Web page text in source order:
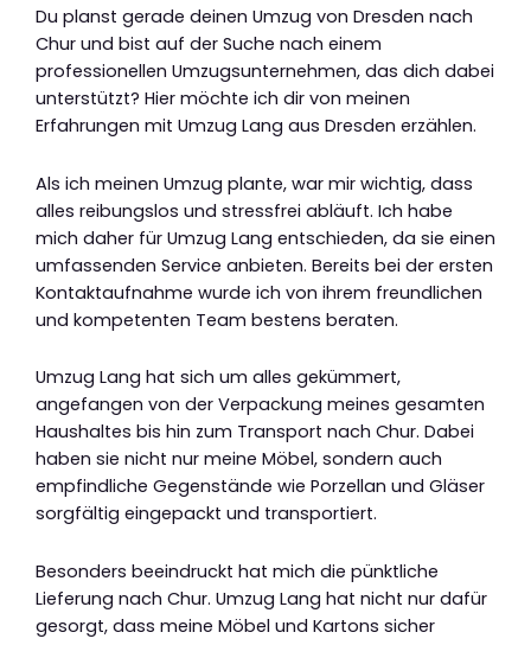
Du planst gerade deinen Umzug von Dresden nach
Chur und bist auf der Suche nach einem
professionellen Umzugsunternehmen, das dich dabei
unterstützt? Hier möchte ich dir von meinen
Erfahrungen mit Umzug Lang aus Dresden erzählen.
Als ich meinen Umzug plante, war mir wichtig, dass
alles reibungslos und stressfrei abläuft. Ich habe
mich daher für Umzug Lang entschieden, da sie einen
umfassenden Service anbieten. Bereits bei der ersten
Kontaktaufnahme wurde ich von ihrem freundlichen
und kompetenten Team bestens beraten.
Umzug Lang hat sich um alles gekümmert,
angefangen von der Verpackung meines gesamten
Haushaltes bis hin zum Transport nach Chur. Dabei
haben sie nicht nur meine Möbel, sondern auch
empfindliche Gegenstände wie Porzellan und Gläser
sorgfältig eingepackt und transportiert.
Besonders beeindruckt hat mich die pünktliche
Lieferung nach Chur. Umzug Lang hat nicht nur dafür
gesorgt, dass meine Möbel und Kartons sicher